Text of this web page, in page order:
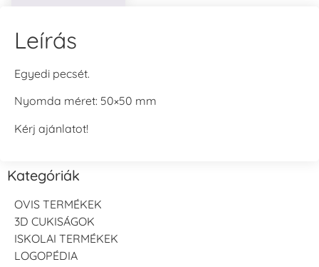
Leírás
Egyedi pecsét.
Nyomda méret: 50×50 mm
Kérj ajánlatot!
Kategóriák
OVIS TERMÉKEK
3D CUKISÁGOK
ISKOLAI TERMÉKEK
LOGOPÉDIA